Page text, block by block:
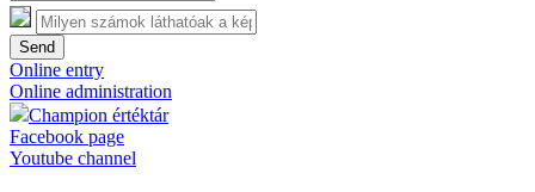
Send
Online entry
Online administration
Champion értéktár
Facebook page
Youtube channel